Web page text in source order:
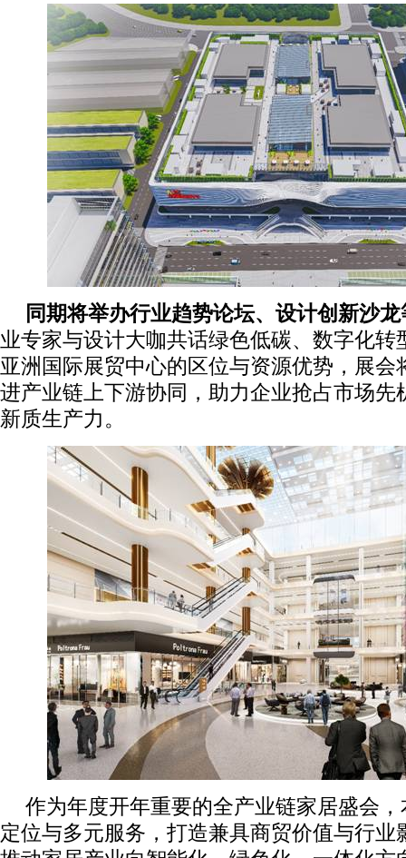
同期将举办行业趋势论坛、设计创新沙
业专家与设计大咖共话绿色低碳、数字化转
亚洲国际展贸中心的区位与资源优势，展会
进产业链上下游协同，助力企业抢占市场先
新质生产力。
作为年度开年重要的全产业链家居盛会
定位与多元服务，打造兼具商贸价值与行业